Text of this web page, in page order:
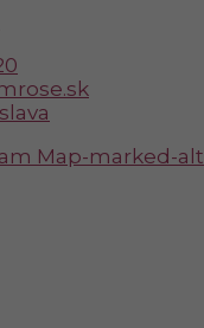
Map-marked-alt